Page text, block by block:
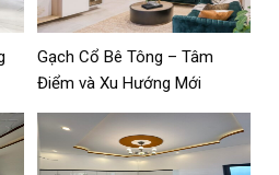
Gạch Cổ Bê Tông – Tâm
Điểm và Xu Hướng Mới